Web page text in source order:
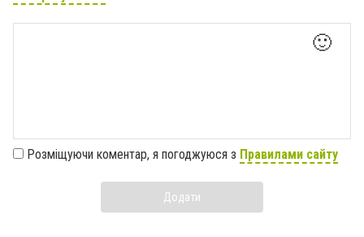
🙂
Розміщуючи коментар, я погоджуюся з Правилами сайту
Додати